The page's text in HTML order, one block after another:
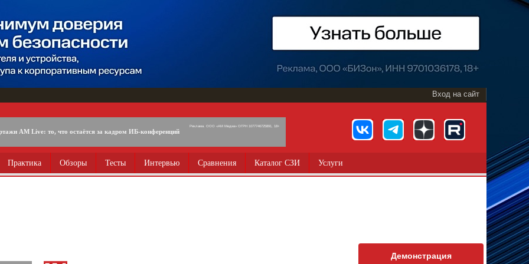
Вход на сайт
AM Live: то, что остаётся за кадром ИБ-конференций
Реклама. ООО «АМ Медиа» ОГРН 1077746725891, 18+
Практика Обзоры Тесты Интервью Сравнения Каталог СЗИ Услуги
Демонстрация